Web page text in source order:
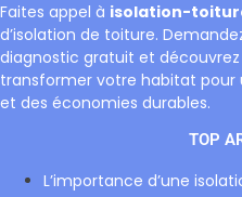
Faites appel à isolation-
d’isolation de toiture.
diagnostic gratuit et
transformer votre habitat
et des économies durables.
TOP
L’importance d’une